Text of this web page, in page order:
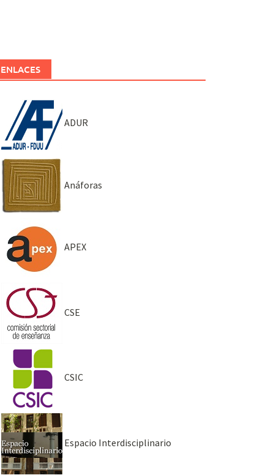
ENLACES
ADUR
Anáforas
APEX
CSE
CSIC
Espacio Interdisciplinario